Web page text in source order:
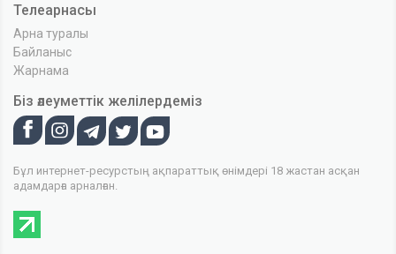
Телеарнасы
Арна туралы
Байланыс
Жарнама
Біз әлеуметтік желілердеміз
Бұл интернет-ресурстың ақпараттық өнімдері 18 жастан асқан
адамдарға арналған.